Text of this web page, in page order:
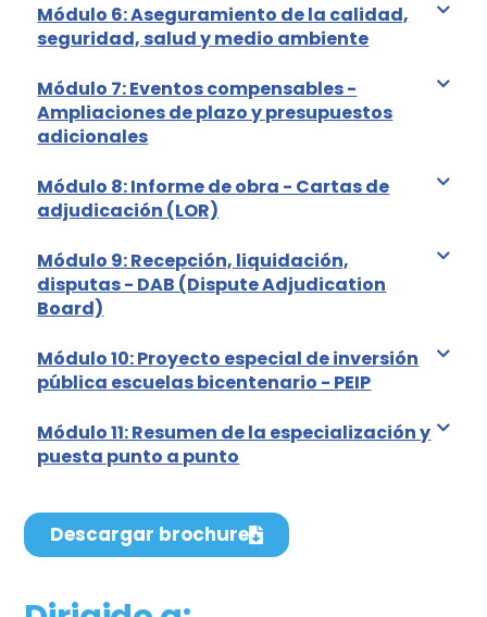
Módulo 6: Aseguramiento de la calidad,
seguridad, salud y medio ambiente
Módulo 7: Eventos compensables -
Ampliaciones de plazo y presupuestos
adicionales
Módulo 8: Informe de obra - Cartas de
adjudicación (LOR)
Módulo 9: Recepción, liquidación,
disputas - DAB (Dispute Adjudication
Board)
Módulo 10: Proyecto especial de inversión
pública escuelas bicentenario - PEIP
Módulo 11: Resumen de la especialización y
puesta punto a punto
Descargar brochure